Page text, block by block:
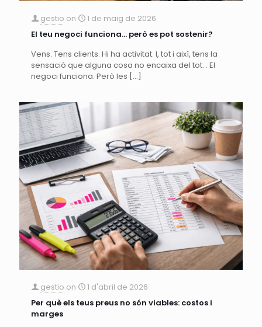
gestio on
1 de maig de 2026
El teu negoci funciona… però es pot sostenir?
Vens. Tens clients. Hi ha activitat. I, tot i així, tens la
sensació que alguna cosa no encaixa del tot. . El
negoci funciona. Però les […]
gestio on
1 d'abril de 2026
Per què els teus preus no són viables: costos i
marges